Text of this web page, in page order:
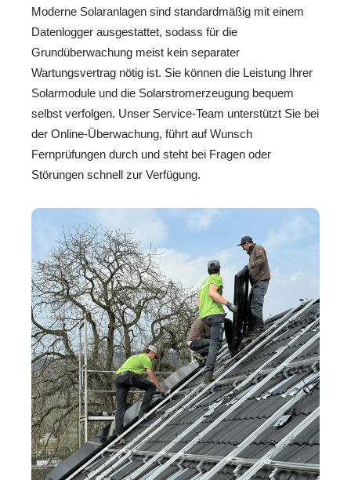
Moderne Solaranlagen sind standardmäßig mit einem
Datenlogger ausgestattet, sodass für die
Grundüberwachung meist kein separater
Wartungsvertrag nötig ist. Sie können die Leistung Ihrer
Solarmodule und die Solarstromerzeugung bequem
selbst verfolgen. Unser Service-Team unterstützt Sie bei
der Online-Überwachung, führt auf Wunsch
Fernprüfungen durch und steht bei Fragen oder
Störungen schnell zur Verfügung.